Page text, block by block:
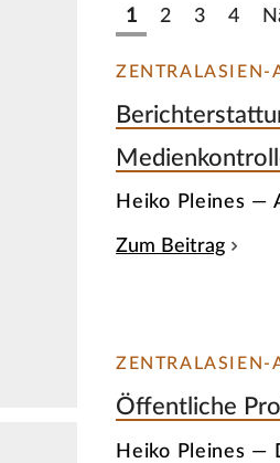
1 2 3 4
Heiko Pleines —
Zum Beitrag
Öffentliche
Heiko Pleines —